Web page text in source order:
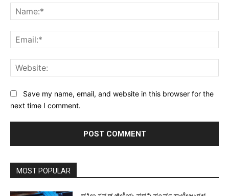
Save my name, email, and website in this browser for the
next time I comment.
MOST POPULAR